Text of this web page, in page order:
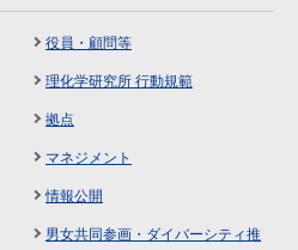
役員・顧問等
理化学研究所 行動規範
拠点
マネジメント
情報公開
男女共同参画・ダイバーシティ推